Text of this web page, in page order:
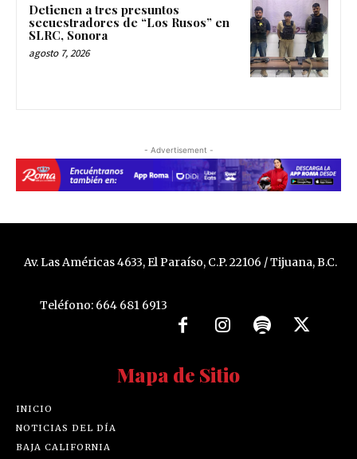
Detienen a tres presuntos
secuestradores de “Los Rusos” en
SLRC, Sonora
agosto 7, 2026
- Advertisement -
Av. Las Américas 4633, El Paraíso, C.P. 22106 / Tijuana, B.C.
Teléfono: 664 681 6913
Mapa de Sitio
INICIO
NOTICIAS DEL DÍA
BAJA CALIFORNIA